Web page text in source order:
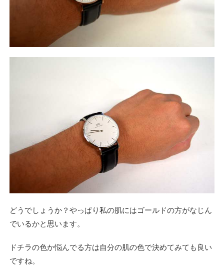
どうでしょうか？やっぱり私の肌にはゴールドの方がなじん
でいるかと思います。
ドチラの色か悩んでる方は自分の肌の色で決めてみても良い
ですね。